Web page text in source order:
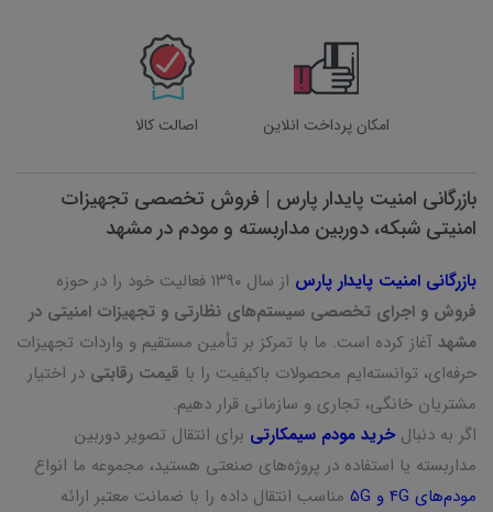
امکان پرداخت انلاین اصالت کالا
بازرگانی امنیت پایدار پارس | فروش تخصصی تجهیزات
امنیتی شبکه، دوربین مداربسته و مودم در مشهد
بازرگانی امنیت پایدار پارس از سال ۱۳۹۰ فعالیت خود را در حوزه
فروش و اجرای تخصصی سیستم‌های نظارتی و تجهیزات امنیتی در
مشهد آغاز کرده است. ما با تمرکز بر تأمین مستقیم و واردات تجهیزات
حرفه‌ای، توانسته‌ایم محصولات باکیفیت را با قیمت رقابتی در اختیار
مشتریان خانگی، تجاری و سازمانی قرار دهیم.
اگر به دنبالخرید مودم سیمکارتی برای انتقال تصویر دوربین
مداربسته یا استفاده در پروژه‌های صنعتی هستید، مجموعه ما انواع
مودم‌های 4G و 5G
مناسب انتقال داده را با ضمانت معتبر ارائه